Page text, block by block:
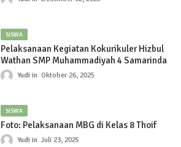
SISWA
Pelaksanaan Kegiatan Kokurikuler Hizbul
Wathan SMP Muhammadiyah 4 Samarinda
Yudi Oktober 26, 2025
SISWA
Foto: Pelaksanaan MBG di Kelas 8 Thoif
Yudi Juli 23, 2025